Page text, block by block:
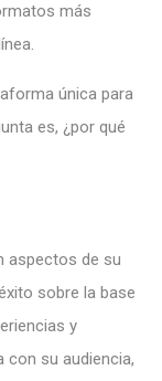
más
única para
es, ¿por qué
aspectos de su
sobre la base
y
con su audiencia,